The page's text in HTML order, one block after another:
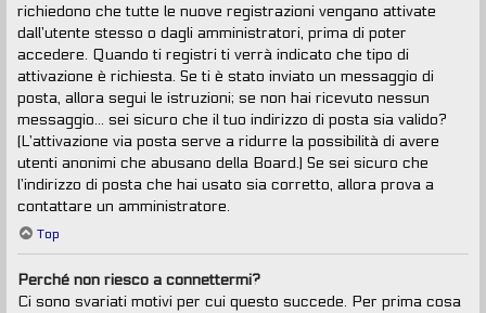
richiedono che tutte le nuove registrazioni vengano attivate
dall’utente stesso o dagli amministratori, prima di poter
accedere. Quando ti registri ti verrà indicato che tipo di
attivazione è richiesta. Se ti è stato inviato un messaggio di
posta, allora segui le istruzioni; se non hai ricevuto nessun
messaggio... sei sicuro che il tuo indirizzo di posta sia valido?
(L’attivazione via posta serve a ridurre la possibilità di avere
utenti anonimi che abusano della Board.) Se sei sicuro che
l’indirizzo di posta che hai usato sia corretto, allora prova a
contattare un amministratore.
Top
Perché non riesco a connettermi?
Ci sono svariati motivi per cui questo succede. Per prima cosa